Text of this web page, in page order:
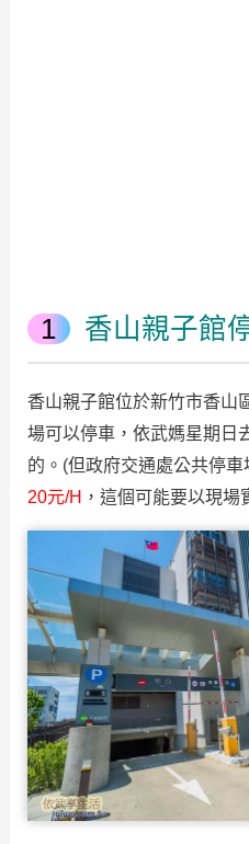
香山親子館
香山親子館位於新竹市香山
場可以停車，依武媽星期日
的。(但政府交通處公共停
20元/H ，這個可能要以現